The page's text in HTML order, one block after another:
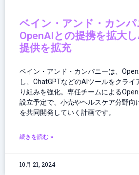
ベイン・アンド・カンパ
OpenAIとの提携を拡大
提供を拡充
ベイン・アンド・カンパニーは、
し、ChatGPTなどのAIツールをクライ
り組みを強化。専任チームによる
設立予定で、小売やヘルスケア分野向
を共同開発していく計画です。
続きを読む »
10月 21, 2024